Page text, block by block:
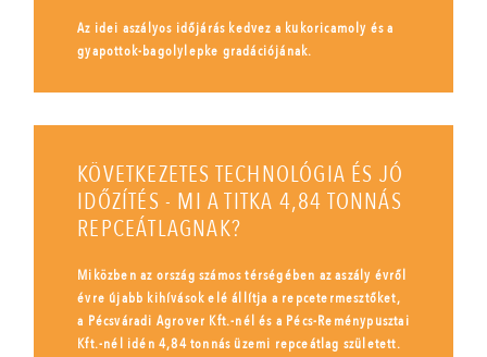
Az idei aszályos időjárás kedvez a kukoricamoly és a
gyapottok-bagolylepke gradációjának.
KÖVETKEZETES TECHNOLÓGIA ÉS JÓ
IDŐZÍTÉS - MI A TITKA 4,84 TONNÁS
REPCEÁTLAGNAK?
Miközben az ország számos térségében az aszály évről
évre újabb kihívások elé állítja a repcetermesztőket,
a Pécsváradi Agrover Kft.-nél és a Pécs-Reménypusztai
Kft.-nél idén 4,84 tonnás üzemi repceátlag született.